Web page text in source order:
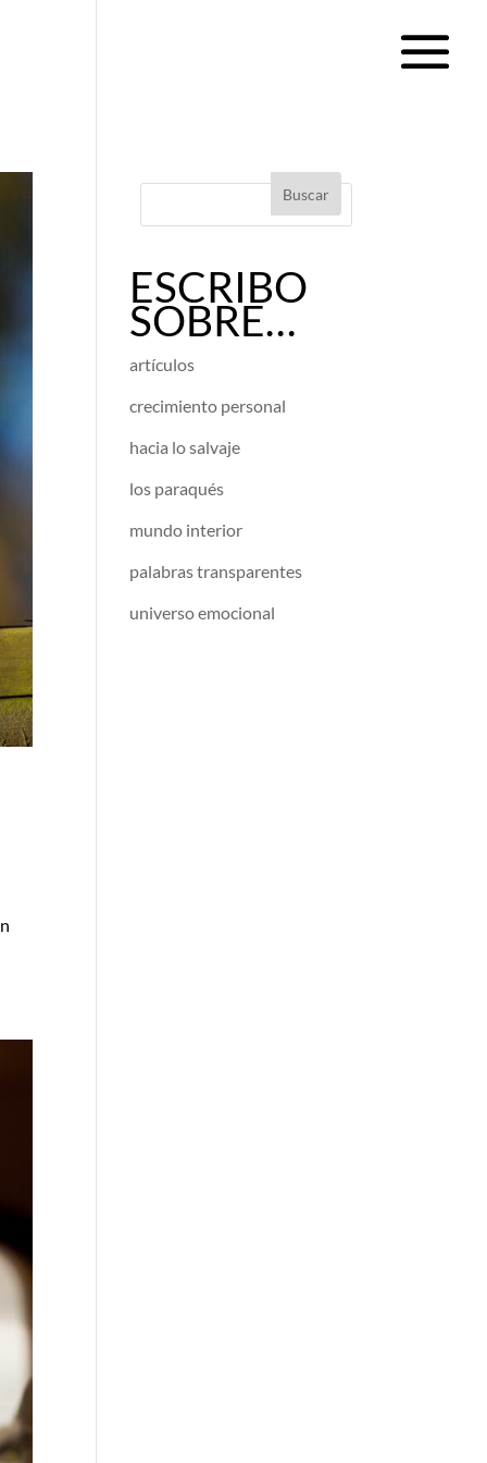
ESCRIBO
SOBRE…
artículos
crecimiento personal
hacia lo salvaje
los paraqués
mundo interior
palabras transparentes
universo emocional